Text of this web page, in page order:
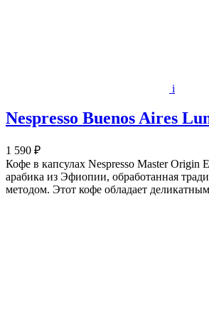
i
Nespresso Buenos Aires
1 590 ₽
Кофе в капсулах Nespresso Master Origin
арабика из Эфиопии, обработанная
методом. Этот кофе обладает